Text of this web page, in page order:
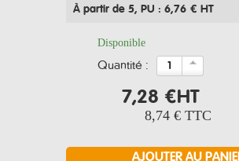
À partir de 5, PU : 6,76 € HT
Disponible
quantité :
7,28 €HT
8,74 € TTC